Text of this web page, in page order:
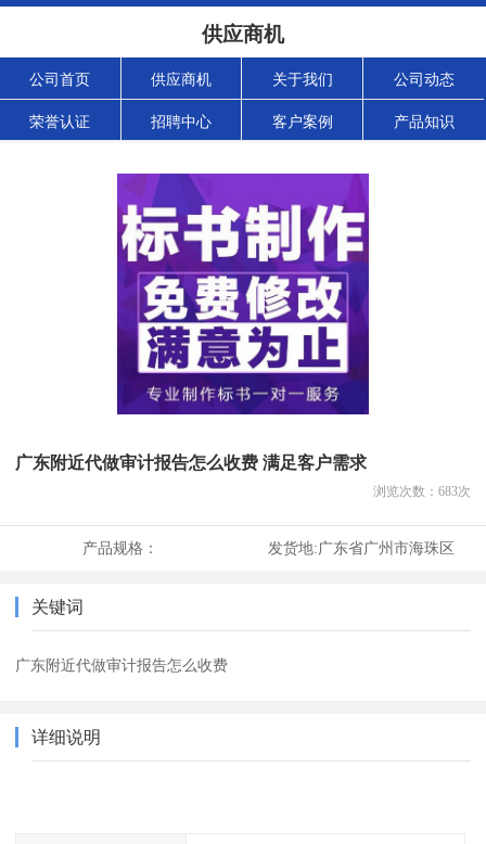
供应商机
公司首页 供应商机 关于我们 公司动态
荣誉认证 招聘中心 客户案例 产品知识
广东附近代做审计报告怎么收费 满足客户需求
浏览次数： 683次
产品规格： 发货地:广东省广州市海珠区
关键词
广东附近代做审计报告怎么收费
详细说明